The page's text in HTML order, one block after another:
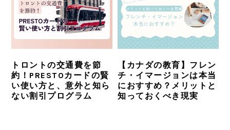
トロントの交通費を節
約！PRESTOカードの賢
い使い方と、意外と知ら
ない割引プログラム
【カナダの教育】フレン
チ・イマージョンは本当
におすすめ？メリットと
知っておくべき現実